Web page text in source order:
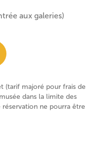
aux galeries)
(tarif majoré pour frais de
dans la limite des
réservation ne pourra être